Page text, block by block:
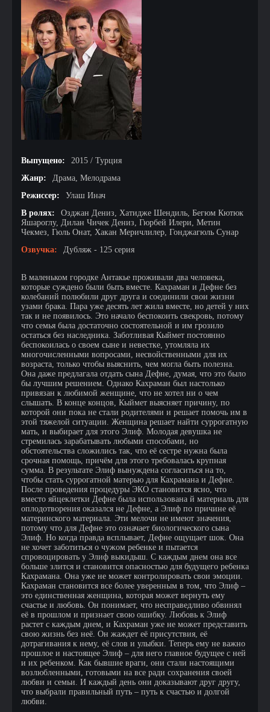
Выпущено:
2015 / Турция
Жанр:
Драма, Мелодрама
Режиссер:
Улаш Инач
В ролях:
Озджан Дениз, Хатидже Шендиль, Бегюм Кютюк
Яшароглу, Дилан Чичек Дениз, Гюрбей Илери, Метин
Чекмез, Гюль Онат, Хакан Меричлилер, Гонджагюль Сунар
Озвучка:
Дубляж - 125 серия
В маленьком городке Антакье проживали два человека,
которые суждено были быть вместе. Кахраман и Дефне без
колебаний полюбили друг друга и соединили свои жизни
узами брака. Пара уже десять лет жила вместе, но детей у них
так и не появилось. Это начало беспокоить свекровь, потому
что семья была достаточно состоятельной и им грозило
остаться без наследника. Заботливая Кыймет постоянно
беспокоилась о своем сыне и невестке, утомляла их
многочисленными вопросами, несвойственными для их
возраста, только чтобы выяснить, чем могла быть полезна.
Она даже предлагала отдать сына Дефне, думая, что это было
бы лучшим решением. Однако Кахраман был настолько
привязан к любимой женщине, что не хотел ни о чем
слышать. В конце концов, Кыймет выясняет причину, по
которой они пока не стали родителями и решает помочь им в
этой тяжелой ситуации. Женщина решает найти суррогатную
мать, и выбирает для этого Элиф. Молодая девушка не
стремилась зарабатывать любыми способами, но
обстоятельства сложились так, что её сестре нужна была
срочная помощь, причём для этого требовалась крупная
сумма. В результате Элиф вынуждена согласиться на то,
чтобы стать суррогатной матерью для Кахрамана и Дефне.
После проведения процедуры ЭКО становится ясно, что
вместо яйцеклетки Дефне была использована й материаль для
оплодотворения оказался не Дефне, а Элиф по причине её
материнского материала. Эти мелочи не имеют значения,
потому что для Дефне это означает биологического сына
Элиф. Но когда правда всплывает, Дефне ощущает шок. Она
не хочет заботиться о чужом ребенке и пытается
спровоцировать у Элиф выкидыш. С каждым днем она все
больше злится и становится опасностью для будущего ребенка
Кахрамана. Она уже не может контролировать свои эмоции.
Кахраман становится все более уверенным в том, что Элиф –
это единственная женщина, которая может вернуть ему
счастье и любовь. Он понимает, что несправедливо обвинял
её в прошлом и признает свою ошибку. Любовь к Элиф
растет с каждым днем, и Кахраман уже не может представить
свою жизнь без неё. Он жаждет её присутствия, её
дотрагивания к нему, её слов и улыбки. Теперь ему не важно
прошлое и настоящее Элиф – для него главное будущее с ней
и их ребенком. Как бывшие враги, они стали настоящими
возлюбленными, готовыми на все ради сохранения своей
любви и семьи. И каждый день они доказывают друг другу,
что выбрали правильный путь – путь к счастью и долгой
любви.